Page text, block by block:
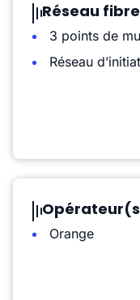
Réseau fibre
3 points de
Réseau
Orange